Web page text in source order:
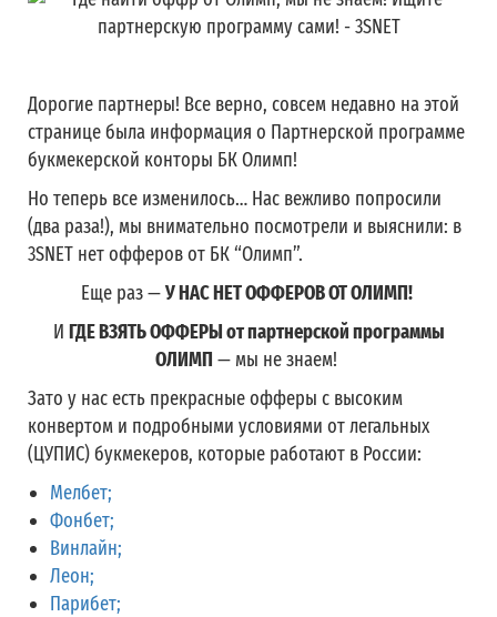
Дорогие партнеры! Все верно, совсем недавно на этой
странице была информация о Партнерской программе
букмекерской конторы БК Олимп!
Но теперь все изменилось… Нас вежливо попросили
(два раза!), мы внимательно посмотрели и выяснили: в
3SNET нет офферов от БК “Олимп”.
Еще раз —У НАС НЕТ ОФФЕРОВ ОТ ОЛИМП!
И ГДЕ ВЗЯТЬ ОФФЕРЫ от партнерской программы
ОЛИМП — мы не знаем!
Зато у нас есть прекрасные офферы с высоким
конвертом и подробными условиями от легальных
(ЦУПИС) букмекеров, которые работают в России:
Мелбет;
Фонбет;
Винлайн;
Леон;
Парибет;